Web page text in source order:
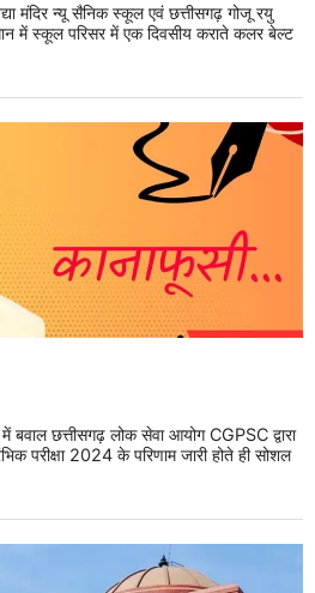
मंदिर न्यू सैनिक स्कूल एवं छत्तीसगढ़ गोजू रयु
में स्कूल परिसर में एक दिवसीय कराते कलर बेल्ट
छत्तीसगढ़ लोक सेवा आयोग CGPSC द्वारा
परीक्षा 2024 के परिणाम जारी होते ही सोशल